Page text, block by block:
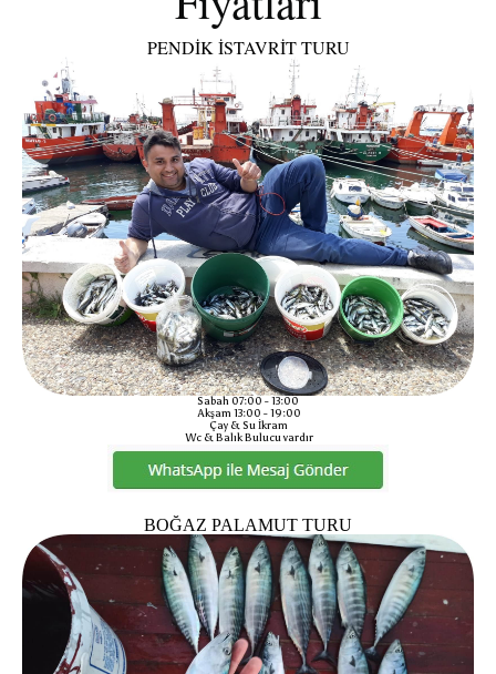
PENDİK İSTAVRİT TURU
Sabah 07:00 - 13:00
Akşam 13:00 - 19:00
Çay & Su İkram
Wc & Balık Bulucu vardır
BOĞAZ PALAMUT TURU